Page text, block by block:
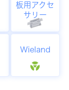
板用アクセ
サリー
Wieland